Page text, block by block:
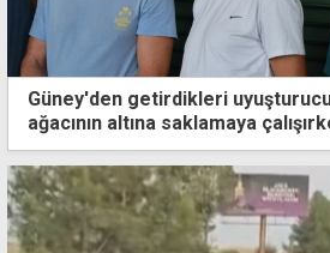
Güney'den getirdikleri
ağacının altına saklamaya